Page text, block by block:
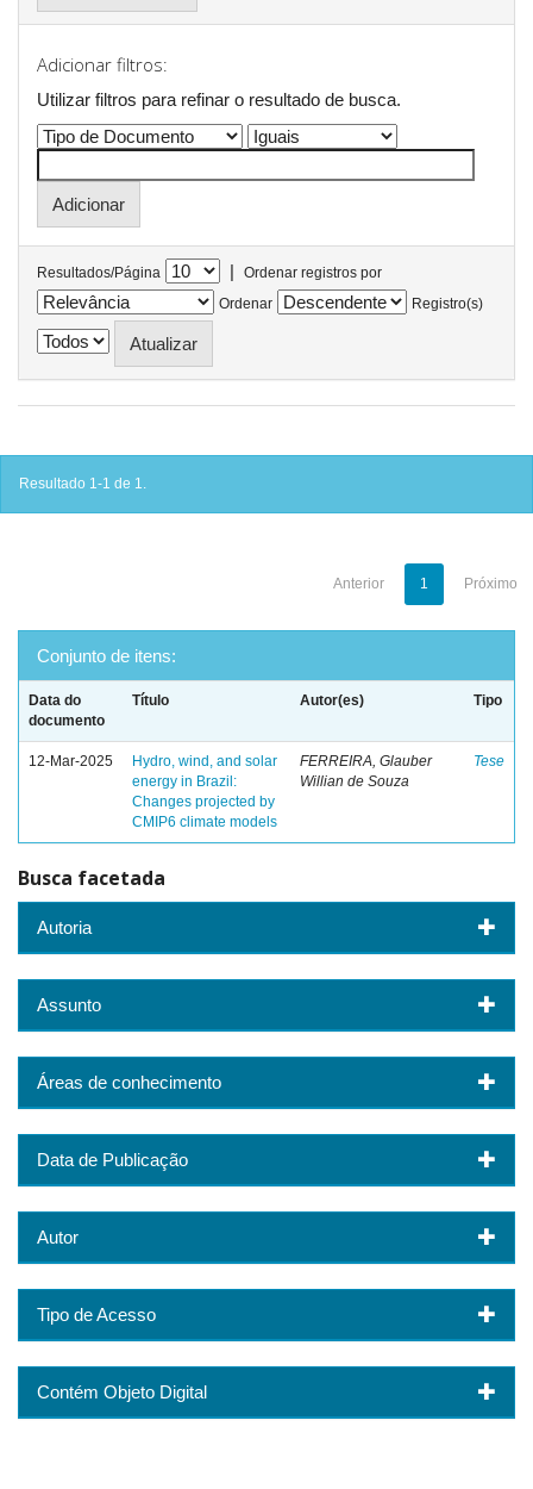
Adicionar filtros:
Utilizar filtros para refinar o resultado de busca.
Resultados/Página |
Ordenar registros por
Ordenar
Registro(s)
Resultado 1-1 de 1.
Anterior 1 Próximo
Conjunto de itens:
Data do
documento
Título Autor(es) Tipo
12-Mar-2025
Hydro, wind, and solar
energy in Brazil:
Changes projected by
CMIP6 climate models
FERREIRA, Glauber
Willian de Souza
Tese
Busca facetada
Autoria
Assunto
Áreas de conhecimento
Data de Publicação
Autor
Tipo de Acesso
Contém Objeto Digital